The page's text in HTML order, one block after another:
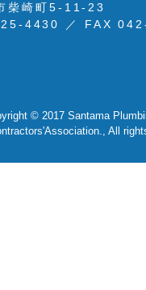
柴崎町5-11-23
4430 ／ FAX
© 2017 Santama
All